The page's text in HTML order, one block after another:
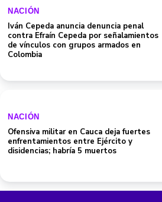
contra Efraín Cepeda por señalamientos
de vínculos con grupos armados en
Colombia
enfrentamientos entre Ejército y
disidencias; habría 5 muertos